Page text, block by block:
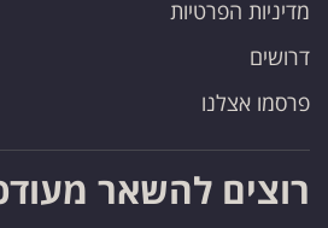
מדיניות הפרטיות
דרושים
פרסמו אצלנו
רוצים להשאר